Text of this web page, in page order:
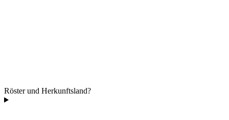
Röster und Herkunftsland?